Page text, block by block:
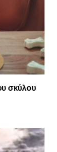
σκύλου